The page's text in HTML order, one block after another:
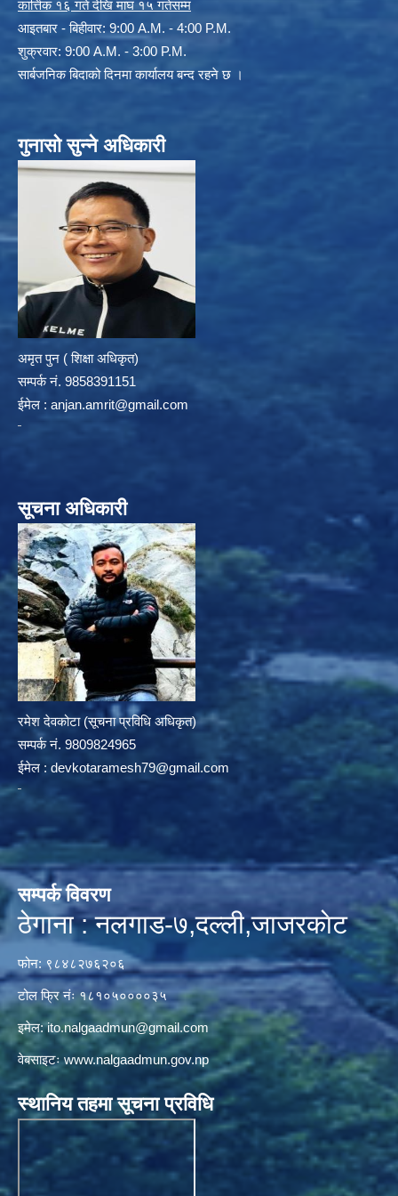
कार्त्तिक १६ गते देखि माघ १५ गतेसम्म
आइतबार - बिहीवार: 9:00 A.M. - 4:00 P.M.
शुक्रवार: 9:00 A.M. - 3:00 P.M.
सार्बजनिक बिदाको दिनमा कार्यालय बन्द रहने छ ।
गुनासो सुन्ने अधिकारी
अमृत पुन ( शिक्षा अधिकृत)
सम्पर्क न‌ं. 9858391151
ईमेल : anjan.amrit@gmail.com
सूचना अधिकारी
रमेश देवकोटा (सूचना प्रविधि अधिकृत)
सम्पर्क न‌ं. 9809824965
ईमेल : devkotaramesh79@gmail.com
सम्पर्क विवरण
ठेगाना : नलगाड-७,दल्ली,जाजरकाेट
फोन: ९८४८२७६२०६
टोल फ्रि नंः १८१०५००००३५
इमेल:ito.nalgaadmun@gmail.com
वेबसाइटःwww.nalgaadmun.gov.np
स्थानिय तहमा सूचना प्रविधि